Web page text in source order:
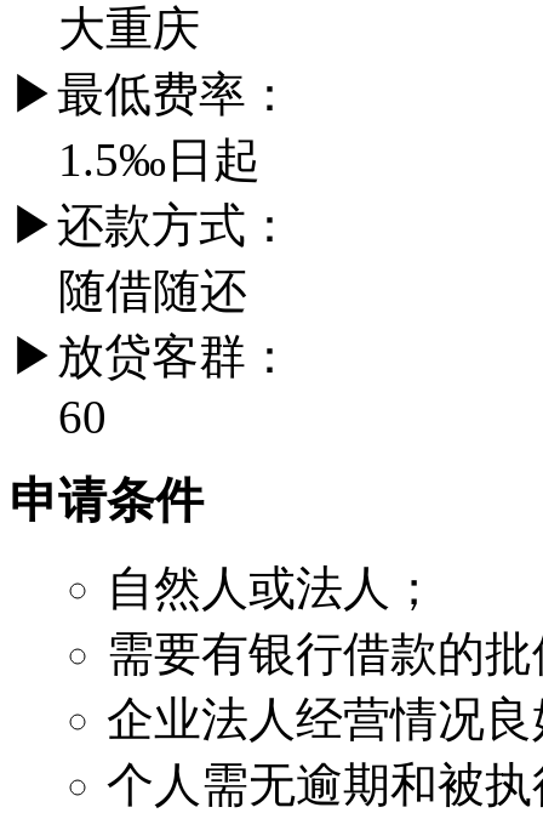
大重庆
▶最低费率：
1.5‰日起
▶还款方式：
随借随还
▶ 放贷客群：
60
申请条件
自然人或法人；
需要有银行借款的
企业法人经营情况
个人需无逾期和被